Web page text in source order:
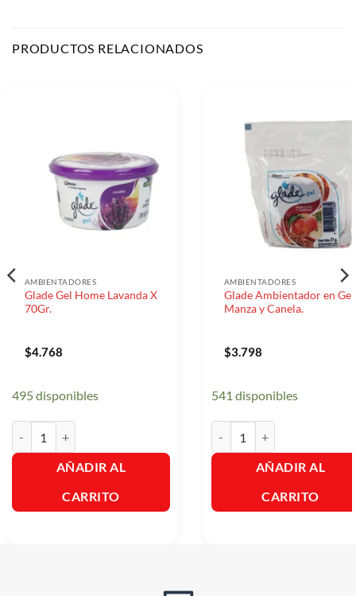
PRODUCTOS RELACIONADOS
AMBIENTADORES
Glade Gel Home Lavanda X
70Gr.
$4.768
495 disponibles
AÑADIR AL
CARRITO
AMBIENTADORES
Glade Ambientador en Gel
Manza y Canela.
$3.798
541 disponibles
AÑADIR AL
CARRITO